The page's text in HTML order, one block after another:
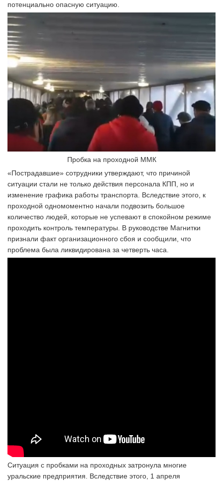
потенциально опасную ситуацию.
Пробка на проходной ММК
«Пострадавшие» сотрудники утверждают, что причиной
ситуации стали не только действия персонала КПП, но и
изменение графика работы транспорта. Вследствие этого, к
проходной одномоментно начали подвозить большое
количество людей, которые не успевают в спокойном режиме
проходить контроль температуры. В руководстве Магнитки
признали факт организационного сбоя и сообщили, что
проблема была ликвидирована за четверть часа.
Ситуация с пробками на проходных затронула многие
уральские предприятия. Вследствие этого, 1 апреля